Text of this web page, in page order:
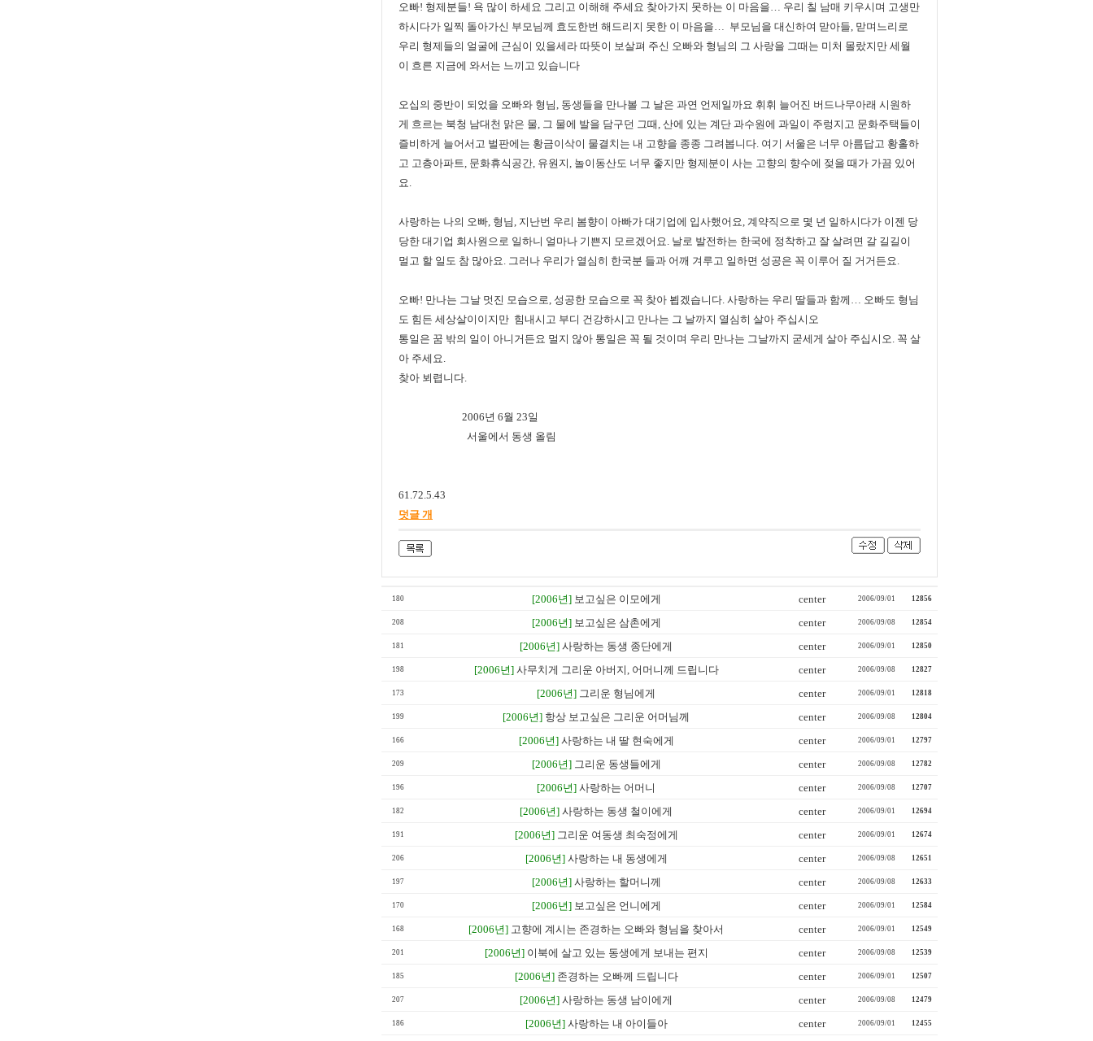
오빠! 형제분들! 욕 많이 하세요 그리고 이해해 주세요 찾아가지 못하는 이 마음을… 우리 칠 남매 키우시며 고생만
하시다가 일찍 돌아가신 부모님께 효도한번 해드리지 못한 이 마음을… 부모님을 대신하여 맏아들, 맏며느리로
우리 형제들의 얼굴에 근심이 있을세라 따뜻이 보살펴 주신 오빠와 형님의 그 사랑을 그때는 미처 몰랐지만 세월
이 흐른 지금에 와서는 느끼고 있습니다
오십의 중반이 되었을 오빠와 형님, 동생들을 만나볼 그 날은 과연 언제일까요 휘휘 늘어진 버드나무아래 시원하
게 흐르는 북청 남대천 맑은 물, 그 물에 발을 담구던 그때, 산에 있는 계단 과수원에 과일이 주렁지고 문화주택들이
즐비하게 늘어서고 벌판에는 황금이삭이 물결치는 내 고향을 종종 그려봅니다. 여기 서울은 너무 아름답고 황홀하
고 고층아파트, 문화휴식공간, 유원지, 놀이동산도 너무 좋지만 형제분이 사는 고향의 향수에 젖을 때가 가끔 있어
요.
사랑하는 나의 오빠, 형님, 지난번 우리 봄향이 아빠가 대기업에 입사했어요, 계약직으로 몇 년 일하시다가 이젠 당
당한 대기업 회사원으로 일하니 얼마나 기쁜지 모르겠어요. 날로 발전하는 한국에 정착하고 잘 살려면 갈 길길이
멀고 할 일도 참 많아요. 그러나 우리가 열심히 한국분 들과 어깨 겨루고 일하면 성공은 꼭 이루어 질 거거든요.
오빠! 만나는 그날 멋진 모습으로, 성공한 모습으로 꼭 찾아 뵙겠습니다. 사랑하는 우리 딸들과 함께… 오빠도 형님
도 힘든 세상살이이지만 힘내시고 부디 건강하시고 만나는 그 날까지 열심히 살아 주십시오
통일은 꿈 밖의 일이 아니거든요 멀지 않아 통일은 꼭 될 것이며 우리 만나는 그날까지 굳세게 살아 주십시오. 꼭 살
아 주세요.
찾아 뵈렵니다.
2006년 6월 23일
서울에서 동생 올림
61.72.5.43
덧글 개
180 [2006년] 보고싶은 이모에게 center 2006/09/01 12856
208 [2006년] 보고싶은 삼촌에게 center 2006/09/08 12854
181 [2006년] 사랑하는 동생 종단에게 center 2006/09/01 12850
198 [2006년] 사무치게 그리운 아버지, 어머니께 드립니다 center 2006/09/08 12827
173 [2006년] 그리운 형님에게 center 2006/09/01 12818
199 [2006년] 항상 보고싶은 그리운 어머님께 center 2006/09/08 12804
166 [2006년] 사랑하는 내 딸 현숙에게 center 2006/09/01 12797
209 [2006년] 그리운 동생들에게 center 2006/09/08 12782
196 [2006년] 사랑하는 어머니 center 2006/09/08 12707
182 [2006년] 사랑하는 동생 철이에게 center 2006/09/01 12694
191 [2006년] 그리운 여동생 최숙정에게 center 2006/09/01 12674
206 [2006년] 사랑하는 내 동생에게 center 2006/09/08 12651
197 [2006년] 사랑하는 할머니께 center 2006/09/08 12633
170 [2006년] 보고싶은 언니에게 center 2006/09/01 12584
168 [2006년] 고향에 계시는 존경하는 오빠와 형님을 찾아서 center 2006/09/01 12549
201 [2006년] 이북에 살고 있는 동생에게 보내는 편지 center 2006/09/08 12539
185 [2006년] 존경하는 오빠께 드립니다 center 2006/09/01 12507
207 [2006년] 사랑하는 동생 남이에게 center 2006/09/08 12479
186 [2006년] 사랑하는 내 아이들아 center 2006/09/01 12455